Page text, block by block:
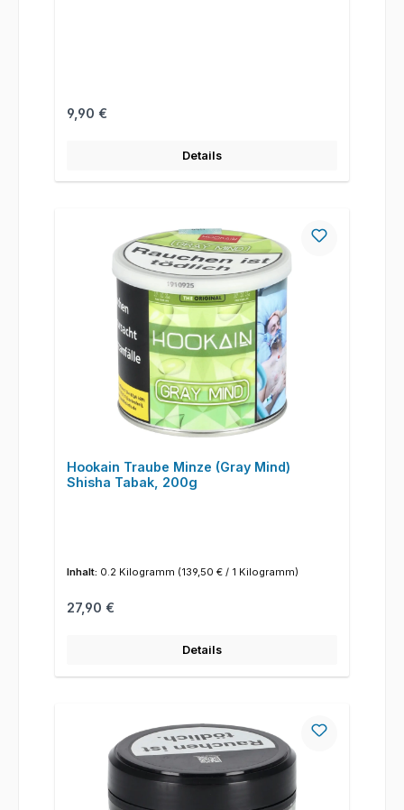
Regulärer Preis:
9,90 €
Details
Hookain Traube Minze (Gray Mind)
Shisha Tabak, 200g
Inhalt: 0.2 Kilogramm (139,50 € / 1 Kilogramm)
Regulärer Preis:
27,90 €
Details